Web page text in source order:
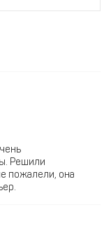
Решили
пожалели, она